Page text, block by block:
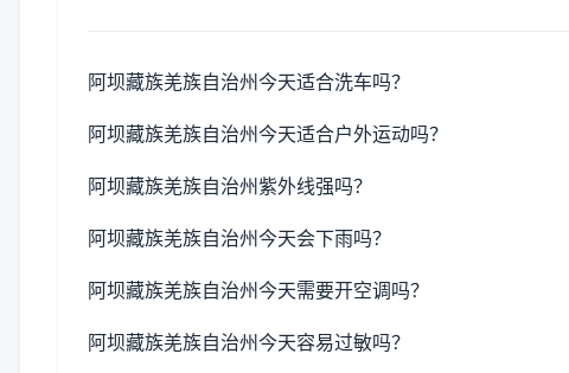
阿坝藏族羌族自治州今天适合洗车吗？
阿坝藏族羌族自治州今天适合户外运动吗？
阿坝藏族羌族自治州紫外线强吗？
阿坝藏族羌族自治州今天会下雨吗？
阿坝藏族羌族自治州今天需要开空调吗？
阿坝藏族羌族自治州今天容易过敏吗？